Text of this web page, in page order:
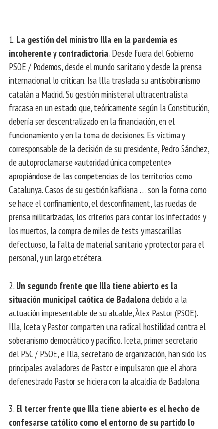
1. La gestión del ministro Illa en la pandemia es
incoherente y contradictoria. Desde fuera del Gobierno
PSOE / Podemos, desde el mundo sanitario y desde la prensa
internacional lo critican. Isa llla traslada su antisobiranismo
catalán a Madrid. Su gestión ministerial ultracentralista
fracasa en un estado que, teóricamente según la Constitución,
debería ser descentralizado en la financiación, en el
funcionamiento y en la toma de decisiones. Es víctima y
corresponsable de la decisión de su presidente, Pedro Sánchez,
de autoproclamarse «autoridad única competente»
apropiándose de las competencias de los territorios como
Catalunya. Casos de su gestión kafkiana … son la forma como
se hace el confinamiento, el desconfinament, las ruedas de
prensa militarizadas, los criterios para contar los infectados y
los muertos, la compra de miles de tests y mascarillas
defectuoso, la falta de material sanitario y protector para el
personal, y un largo etcétera.
2. Un segundo frente que Illa tiene abierto es la
situación municipal caótica de Badalona debido a la
actuación impresentable de su alcalde, Àlex Pastor (PSOE).
Illa, Iceta y Pastor comparten una radical hostilidad contra el
soberanismo democrático y pacífico. Iceta, primer secretario
del PSC / PSOE, e Illa, secretario de organización, han sido los
principales avaladores de Pastor e impulsaron que el ahora
defenestrado Pastor se hiciera con la alcaldía de Badalona.
3. El tercer frente que Illa tiene abierto es el hecho de
confesarse católico como el entorno de su partido lo